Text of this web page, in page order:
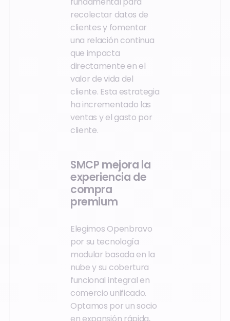
recolectar datos de
clientes y fomentar
una relación continua
que impacta
directamente en el
valor de vida del
cliente. Esta estrategia
ha incrementado las
ventas y el gasto por
cliente.
SMCP mejora la
experiencia de
compra
premium
Elegimos Openbravo
por su tecnología
modular basada en la
nube y su cobertura
funcional integral en
comercio unificado.
Optamos por un socio